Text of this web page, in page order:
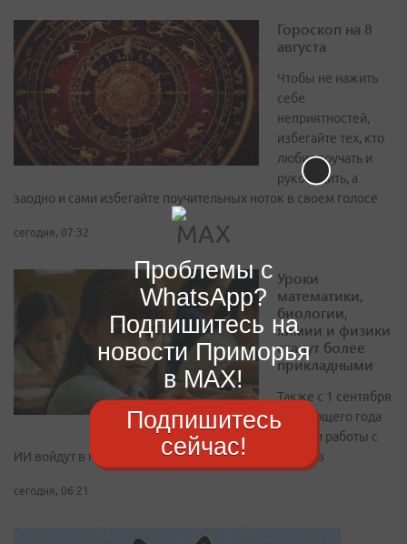
Гороскоп на 8
августа
Чтобы не нажить
себе
неприятностей,
избегайте тех, кто
любит поучать и
руководить, а
заодно и сами избегайте поучительных ноток в своем голосе
сегодня, 07:32
Уроки
математики,
биологии,
химии и физики
станут более
прикладными
Также с 1 сентября
следующего года
навыки работы с
ИИ войдут в перечень метапредметных результатов
сегодня, 06:21
Проблемы с
WhatsApp?
Подпишитесь на
новости Приморья
в MAX!
Подпишитесь
сейчас!